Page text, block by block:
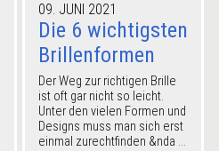
09. JUNI 2021
Die 6 wichtigsten
Brillenformen
Der Weg zur richtigen Brille
ist oft gar nicht so leicht.
Unter den vielen Formen und
Designs muss man sich erst
einmal zurechtfinden &nda ...